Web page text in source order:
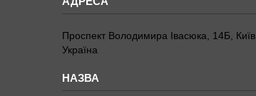
Проспект Володимира Івасюка, 14Б, Київ,
Україна